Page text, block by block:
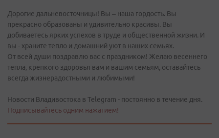
Дорогие дальневосточницы! Вы – наша гордость. Вы
прекрасно образованы и удивительно красивы. Вы
добиваетесь ярких успехов в труде и общественной жизни. И
вы - храните тепло и домашний уют в наших семьях.
От всей души поздравлю вас с праздником! Желаю весеннего
тепла, крепкого здоровья вам и вашим семьям, оставайтесь
всегда жизнерадостными и любимыми!
Новости Владивостока в Telegram - постоянно в течение дня.
Подписывайтесь одним нажатием!